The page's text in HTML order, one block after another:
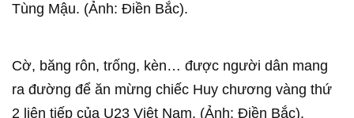
Tùng Mậu. (Ảnh: Điền Bắc).
Cờ, băng rôn, trống, kèn… được người dân mang
ra đường để ăn mừng chiếc Huy chương vàng thứ
2 liên tiếp của U23 Việt Nam. (Ảnh: Điền Bắc).